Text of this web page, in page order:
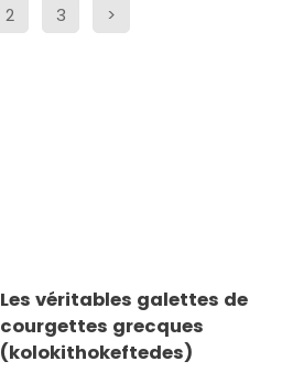
2 3 >
Les véritables galettes de
courgettes grecques
(kolokithokeftedes)